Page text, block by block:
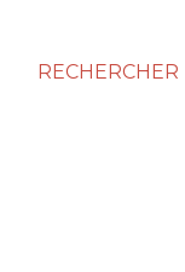
RECHERCHER